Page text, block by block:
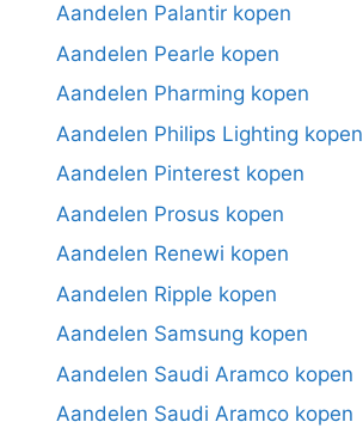
Aandelen Palantir kopen
Aandelen Pearle kopen
Aandelen Pharming kopen
Aandelen Philips Lighting kopen
Aandelen Pinterest kopen
Aandelen Prosus kopen
Aandelen Renewi kopen
Aandelen Ripple kopen
Aandelen Samsung kopen
Aandelen Saudi Aramco kopen
Aandelen Saudi Aramco kopen